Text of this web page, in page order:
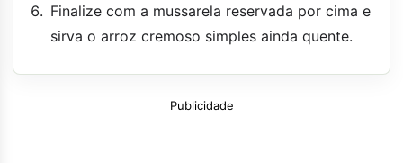
Finalize com a mussarela reservada por cima e
sirva o arroz cremoso simples ainda quente.
Publicidade